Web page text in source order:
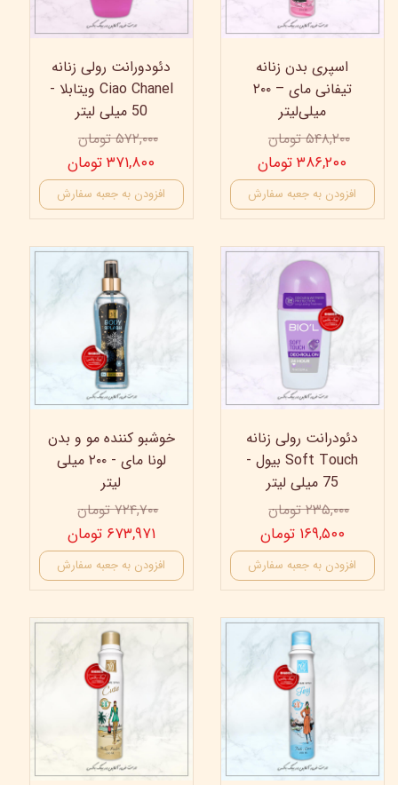
اسپری بدن زنانه
تیفانی مای – ۲۰۰
میلی‌لیتر
۵۴۸,۲۰۰ تومان
۳۸۶,۲۰۰ تومان
افزودن به جعبه سفارش
دئودورانت رولی زنانه
Ciao Chanel ویتابلا -
50 میلی لیتر
۵۷۲,۰۰۰ تومان
۳۷۱,۸۰۰ تومان
افزودن به جعبه سفارش
دئودرانت رولی زنانه
Soft Touch بیول -
75 میلی لیتر
۲۳۵,۰۰۰ تومان
۱۶۹,۵۰۰ تومان
افزودن به جعبه سفارش
28%
خوشبو کننده مو و بدن
لونا مای - ۲۰۰ میلی
لیتر
۷۲۴,۷۰۰ تومان
۶۷۳,۹۷۱ تومان
افزودن به جعبه سفارش
7%
30%
30%